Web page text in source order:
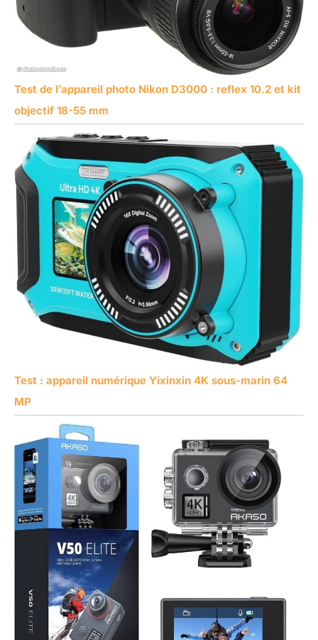
Test de l’appareil photo Nikon D3000 : reflex 10.2 et kit
objectif 18-55 mm
Test : appareil numérique Yixinxin 4K sous-marin 64
MP